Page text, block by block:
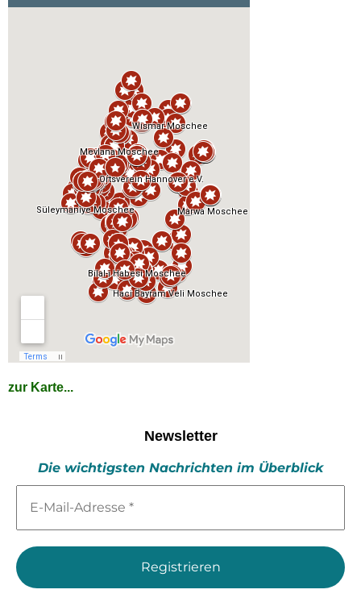
zur Karte...
Newsletter
Die wichtigsten Nachrichten im Überblick
Mail-
*